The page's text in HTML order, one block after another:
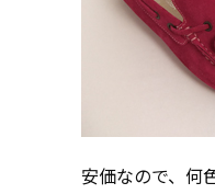
安価なので、何